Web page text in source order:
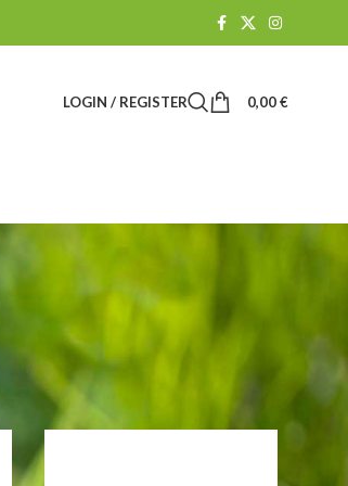
LOGIN / REGISTER 0,00€